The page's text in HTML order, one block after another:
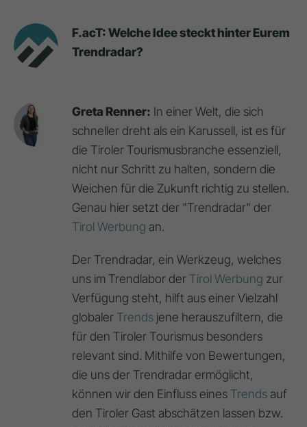
F.acT: Welche Idee steckt hinter Eurem
Trendradar?
Greta Renner: In einer Welt, die sich
schneller dreht als ein Karussell, ist es für
die Tiroler Tourismusbranche essenziell,
nicht nur Schritt zu halten, sondern die
Weichen für die Zukunft richtig zu stellen.
Genau hier setzt der "Trendradar" der
Tirol Werbung an.
Der Trendradar, ein Werkzeug, welches
uns im Trendlabor der Tirol Werbung zur
Verfügung steht, hilft aus einer Vielzahl
globaler Trends jene herauszufiltern, die
für den Tiroler Tourismus besonders
relevant sind. Mithilfe von Bewertungen,
die uns der Trendradar ermöglicht,
können wir den Einfluss eines Trends auf
den Tiroler Gast abschätzen lassen bzw.